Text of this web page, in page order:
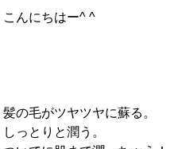
こんにちはー^ ^
髪の毛がツヤツヤに蘇る。
しっとりと潤う。